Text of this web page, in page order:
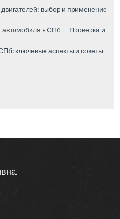
выбор и применение
автомобиля в СПб — Проверка и
ключевые аспекты и советы